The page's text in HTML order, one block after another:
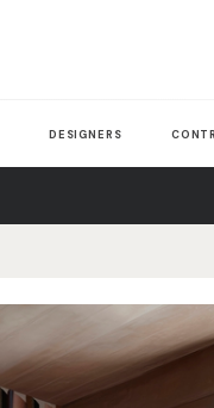
DESIGNERS